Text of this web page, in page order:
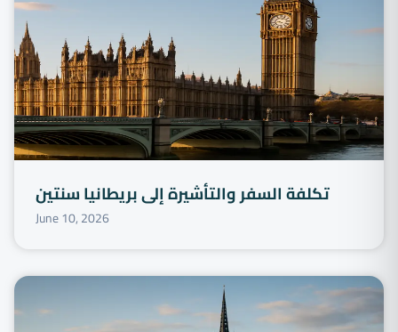
تكلفة السفر والتأشيرة إلى بريطانيا سنتين
June 10, 2026